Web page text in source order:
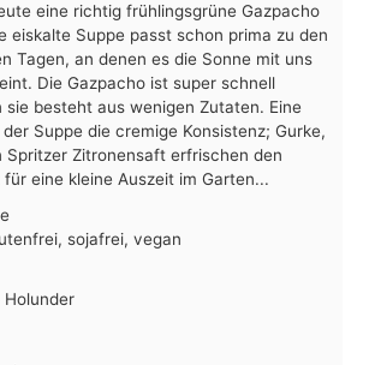
eine richtig frühlingsgrüne Gazpacho
eiskalte Suppe passt schon prima zu den
Tagen, an denen es die Sonne mit uns
Die Gazpacho ist super schnell
besteht aus wenigen Zutaten. Eine
Suppe die cremige Konsistenz; Gurke,
Spritzer Zitronensaft erfrischen den
eine kleine Auszeit im Garten...
sojafrei, vegan
Holunder